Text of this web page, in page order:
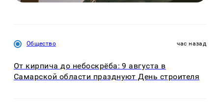
Общество час назад
От кирпича до небоскрёба: 9 августа в
Самарской области празднуют День строителя